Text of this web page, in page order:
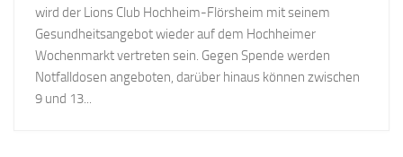
wird der Lions Club Hochheim-Flörsheim mit seinem
Gesundheitsangebot wieder auf dem Hochheimer
Wochenmarkt vertreten sein. Gegen Spende werden
Notfalldosen angeboten, darüber hinaus können zwischen
9 und 13...